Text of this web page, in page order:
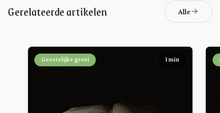
Gerelateerde artikelen Alle
Geestelijke groei 1 min